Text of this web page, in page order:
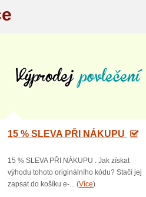
15 % SLEVA PŘI NÁKUPU
15 % SLEVA PŘI NÁKUPU . Jak získat
výhodu tohoto originálního kódu? Stačí jej
zapsat do košíku e-... (Více)